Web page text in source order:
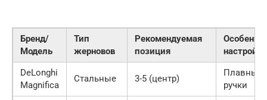
Бренд/
Модель
Тип
жерновов
Рекомендуемая
позиция
настройки
DeLonghi
Magnifica
Стальные 3-5 (центр)
Плавный
ручки